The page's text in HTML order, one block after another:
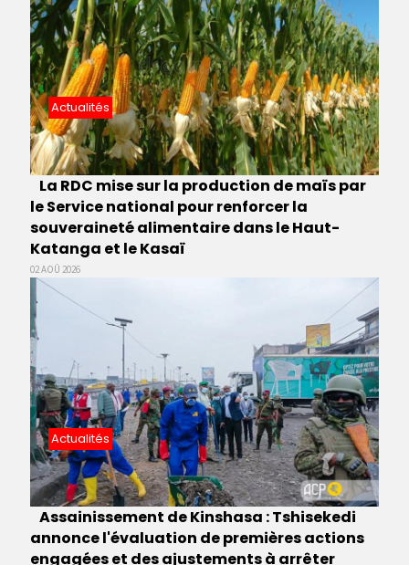
Actualités
La RDC mise sur la production de maïs par
le Service national pour renforcer la
souveraineté alimentaire dans le Haut-
Katanga et le Kasaï
02 AOÛ 2026
Actualités
Assainissement de Kinshasa : Tshisekedi
annonce l'évaluation de premières actions
engagées et des ajustements à arrêter